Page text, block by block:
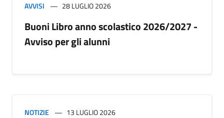
AVVISI 28 LUGLIO 2026
Buoni Libro anno scolastico 2026/2027 -
Avviso per gli alunni
NOTIZIE 13 LUGLIO 2026